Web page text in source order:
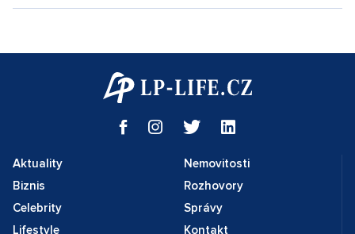
Aktuality
Biznis
Celebrity
Lifestyle
Nemovitosti
Rozhovory
Správy
Kontakt